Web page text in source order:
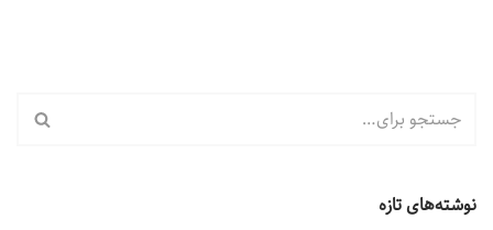
نوشته‌های تازه